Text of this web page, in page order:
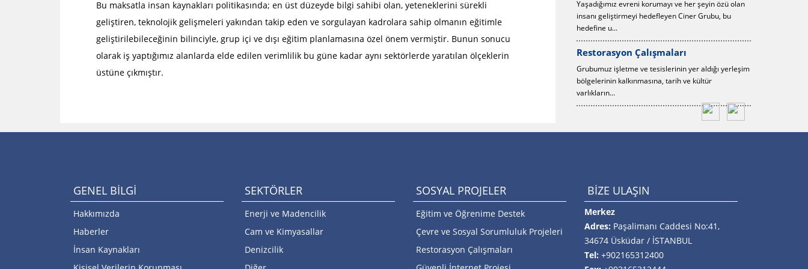
Bu maksatla insan kaynakları politikasında; en üst düzeyde bilgi sahibi olan, yeteneklerini sürekli
geliştiren, teknolojik gelişmeleri yakından takip eden ve sorgulayan kadrolara sahip olmanın eğitimle
geliştirilebileceğinin bilinciyle, grup içi ve dışı eğitim planlamasına özel önem vermiştir. Bunun sonucu
olarak iş yaptığımız alanlarda elde edilen verimlilik bu güne kadar aynı sektörlerde yaratılan ölçeklerin
üstüne çıkmıştır.
Yaşadığımız evreni korumayı ve her şeyin özü olan
Restorasyon Çalışmaları
Grubumuz işletme ve tesislerinin yer aldığı yerleşim
bölgelerinin kalkınmasına, tarih ve kültür
Ciner Grubu, sporun farklı dallarına her zaman
Yaşadığımız evreni korumayı ve her şeyin özü olan
hedefine u...
Restorasyon Çalışmaları
Ciner Grubu, sporun farklı dallarına her zaman
destek vermiş, sporcuları teşvik etmiştir.
GENEL BİLGİ
Hakkımızda
Haberler
İnsan Kaynakları
SEKTÖRLER
Enerji ve Madencilik
Cam ve Kimyasallar
Denizcilik
SOSYAL PROJELER
Eğitim ve Öğrenime Destek
Çevre ve Sosyal Sorumluluk Projeleri
Restorasyon Çalışmaları
BİZE ULAŞIN
Merkez
Adres: Paşalimanı Caddesi No:41,
34674 Üsküdar / İSTANBUL
Tel: +902165312400